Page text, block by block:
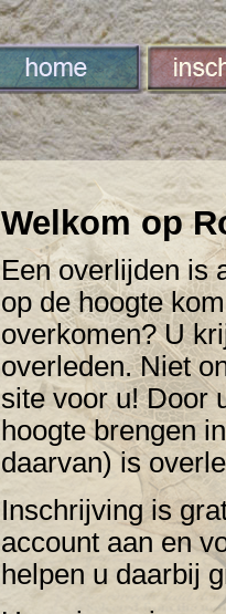
Welkom op
Een overlijden is
op de hoogte
overkomen? U
overleden. Niet
site voor u! Door
hoogte brengen
daarvan) is
Inschrijving is
account aan en
helpen u daarbij